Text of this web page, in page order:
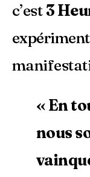
c’est3
« En
nous